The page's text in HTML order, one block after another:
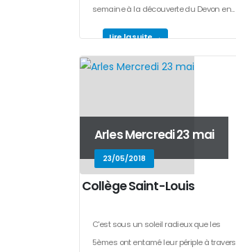
semaine à la découverte du Devon en...
Lire la suite →
Arles Mercredi 23 mai
23/05/2018
Collège Saint-Louis
C'est sous un soleil radieux que les
5èmes ont entamé leur périple à travers